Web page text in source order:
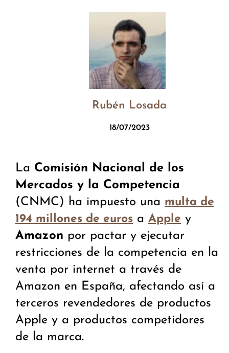
Rubén Losada
18/07/2023
La Comisión Nacional de los
Mercados y la Competencia
(CNMC) ha impuesto una multa de
194 millones de euros a Apple y
Amazon por pactar y ejecutar
restricciones de la competencia en la
venta por internet a través de
Amazon en España, afectando así a
terceros revendedores de productos
Apple y a productos competidores
de la marca.